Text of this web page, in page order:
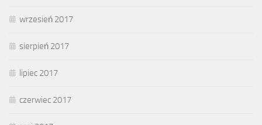
wrzesień 2017
sierpień 2017
lipiec 2017
czerwiec 2017